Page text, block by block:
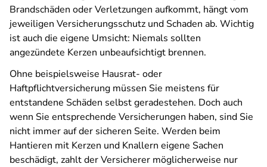
Brandschäden oder Verletzungen aufkommt, hängt vom
jeweiligen Versicherungsschutz und Schaden ab. Wichtig
ist auch die eigene Umsicht: Niemals sollten
angezündete Kerzen unbeaufsichtigt brennen.
Ohne beispielsweise Hausrat- oder
Haftpflichtversicherung müssen Sie meistens für
entstandene Schäden selbst geradestehen. Doch auch
wenn Sie entsprechende Versicherungen haben, sind Sie
nicht immer auf der sicheren Seite. Werden beim
Hantieren mit Kerzen und Knallern eigene Sachen
beschädigt, zahlt der Versicherer möglicherweise nur